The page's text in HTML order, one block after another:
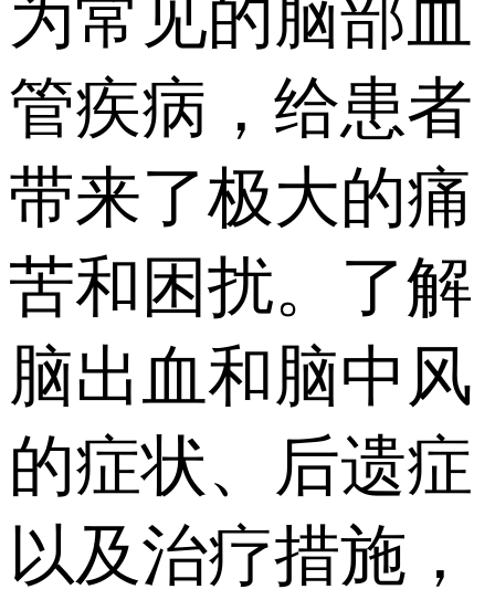
为常见的脑部血
管疾病，给患者
带来了极大的痛
苦和困扰。了解
脑出血和脑中风
的症状、后遗症
以及治疗措施，